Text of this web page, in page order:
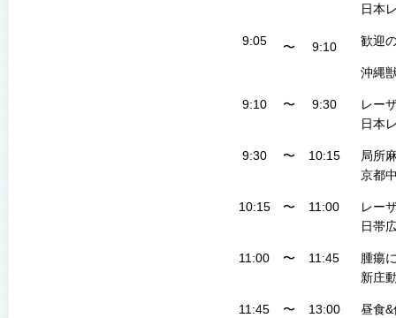
日本
9:05 〜 9:10 歓迎
沖縄
9:10 〜 9:30
レー
日本
9:30 〜 10:15
局所
京都
10:15 〜 11:00
レー
日帯
11:00 〜 11:45
腫瘍
新庄
11:45 〜 13:00
昼食